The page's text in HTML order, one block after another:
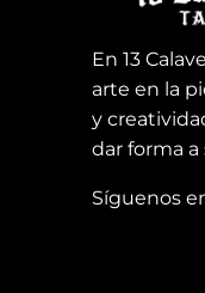
En 13
arte en la
y
dar forma
Síguenos